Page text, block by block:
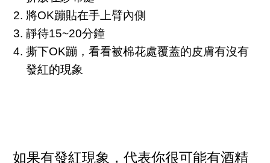
將OK蹦貼在手上臂內側
靜待15~20分鐘
撕下OK蹦，看看被棉花處覆蓋的皮膚有沒有
發紅的現象
如果有發紅現象，代表你很可能有酒精